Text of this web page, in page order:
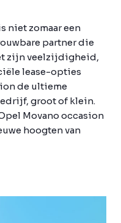
niet zomaar een
partner die
zijn veelzijdigheid,
lease-opties
de ultieme
groot of klein.
Movano occasion
hoogten van